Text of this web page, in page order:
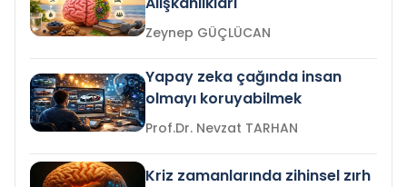
Zeynep GÜÇLÜCAN
Yapay zeka çağında insan
olmayı koruyabilmek
Prof.Dr. Nevzat TARHAN
Kriz zamanlarında zihinsel zırh